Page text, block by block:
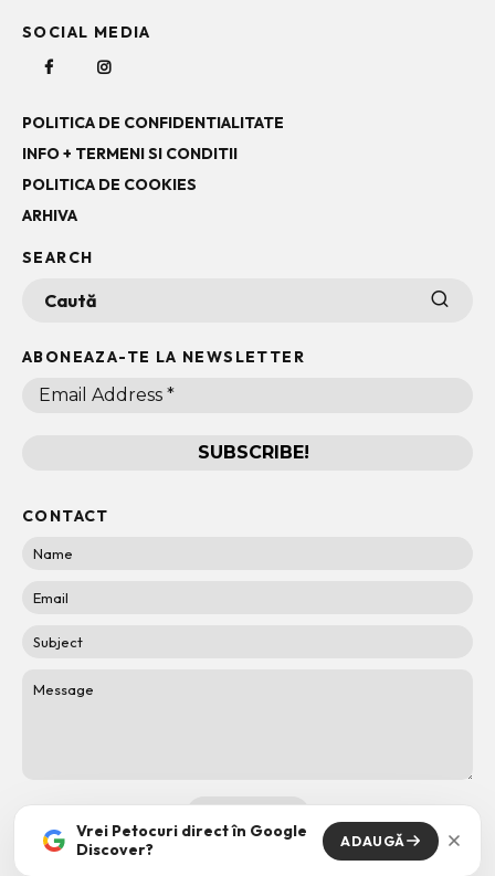
SOCIAL MEDIA
POLITICA DE CONFIDENTIALITATE
INFO + TERMENI SI CONDITII
POLITICA DE COOKIES
ARHIVA
SEARCH
ABONEAZA-TE LA NEWSLETTER
CONTACT
Vrei Petocuri direct în Google
Discover?
ADAUGĂ